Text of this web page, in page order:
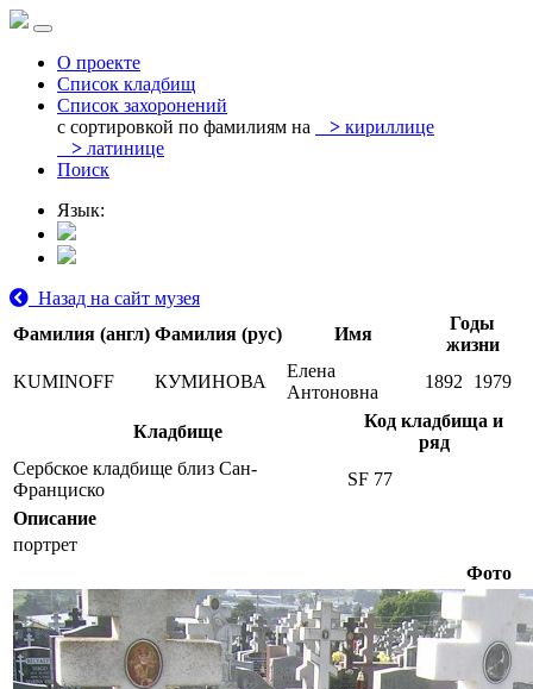
О проекте
Список кладбищ
Список захоронений
с сортировкой по фамилиям на
> кириллице
> латинице
Поиск
Язык:
Назад на сайт музея
Фамилия (англ) Фамилия (рус) Имя
Годы
жизни
KUMINOFF
КУМИНОВА
Елена
Антоновна
1892 1979
Кладбище
Код кладбища и
ряд
Сербское кладбище близ Сан-
Франциско
SF 77
Описание
портрет
Фото